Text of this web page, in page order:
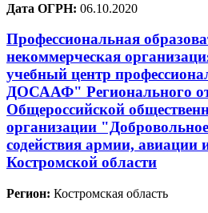
Дата ОГРН: 06.10.2020
Профессиональная
некоммерческая
учебный центр
ДОСААФ" Регионального
Общероссийской
организации
содействия армии, авиации
Костромской области
Регион: Костромская область